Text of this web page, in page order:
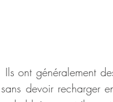
ont généralement
devoir recharger